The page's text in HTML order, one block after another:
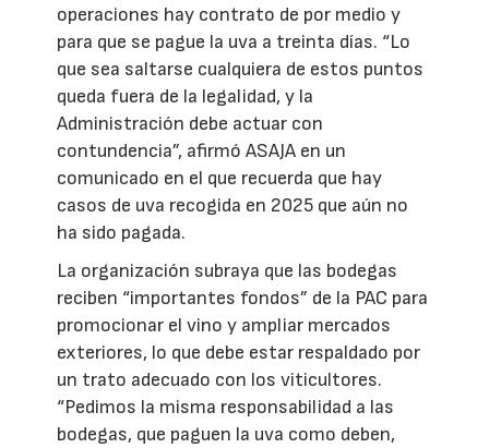
operaciones hay contrato de por medio y
para que se pague la uva a treinta días. “Lo
que sea saltarse cualquiera de estos puntos
queda fuera de la legalidad, y la
Administración debe actuar con
contundencia”, afirmó ASAJA en un
comunicado en el que recuerda que hay
casos de uva recogida en 2025 que aún no
ha sido pagada.
La organización subraya que las bodegas
reciben “importantes fondos” de la PAC para
promocionar el vino y ampliar mercados
exteriores, lo que debe estar respaldado por
un trato adecuado con los viticultores.
“Pedimos la misma responsabilidad a las
bodegas, que paguen la uva como deben,